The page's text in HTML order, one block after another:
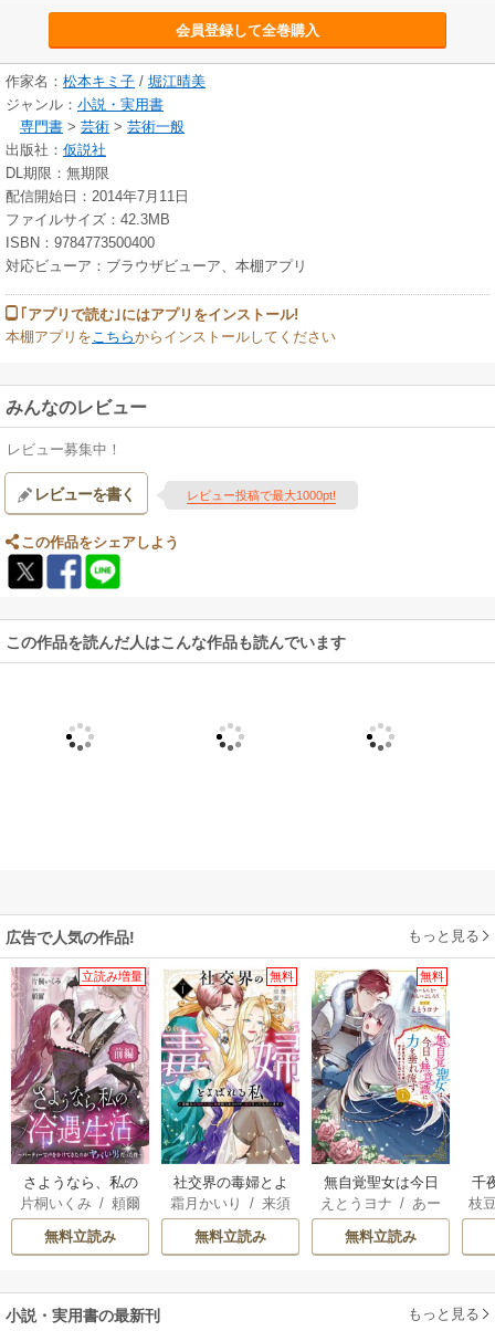
第９章 子どもたちにとってキミ子方式とは何だったのか
※この商品は紙の書籍のページを画像にした電子書籍です。文字だけを拡
大することはできませんので、予めご了承ください。試し読みファイルに
より、ご購入前にお手持ちの端末での表示をご確認ください。
会員登録して全巻購入
作家名： 松本キミ子 / 堀江晴美
ジャンル： 小説・実用書
専門書 > 芸術 > 芸術一般
出版社： 仮説社
DL期限：無期限
配信開始日：2014年7月11日
ファイルサイズ：42.3MB
ISBN：9784773500400
対応ビューア：ブラウザビューア、本棚アプリ
｢アプリで読む｣にはアプリをインストール!
本棚アプリを こちらからインストールしてください
みんなのレビュー
レビュー募集中！
レビューを書く レビュー投稿で最大1000pt!
この作品をシェアしよう
この作品を読んだ人はこんな作品も読んでいます
広告で人気の作品! もっと見る
立読み増量
さようなら、私の
冷遇生活 ～パーテ
ィーで声をかけて
きたのがヤバい男
片桐いくみ / 頼爾
無料立読み
無料
社交界の毒婦とよ
ばれる私～素敵な
辺境伯令息に腕を
折られたので、責
す～
霜月かいり /来須
みかん
無料立読み
無料
無自覚聖女は今日
も無意識に力を垂
れ流す ～公爵家
の落ちこぼれ令
を掴み取る～
えとうヨナ / あー
もんど/あんべよ
しろう
無料立読み
千
国
枝
小説・実用書の最新刊 もっと見る